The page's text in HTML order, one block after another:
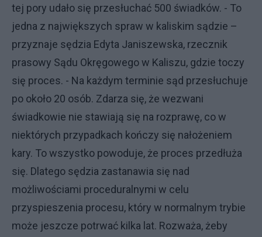
tej pory udało się przesłuchać 500 świadków. - To
jedna z największych spraw w kaliskim sądzie –
przyznaje sędzia Edyta Janiszewska, rzecznik
prasowy Sądu Okręgowego w Kaliszu, gdzie toczy
się proces. - Na każdym terminie sąd przesłuchuje
po około 20 osób. Zdarza się, że wezwani
świadkowie nie stawiają się na rozprawę, co w
niektórych przypadkach kończy się nałożeniem
kary. To wszystko powoduje, że proces przedłuża
się. Dlatego sędzia zastanawia się nad
możliwościami proceduralnymi w celu
przyspieszenia procesu, który w normalnym trybie
może jeszcze potrwać kilka lat. Rozważa, żeby